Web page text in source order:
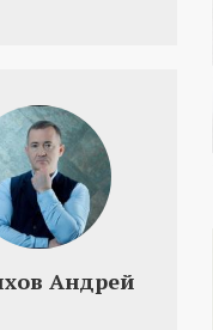
Андрей